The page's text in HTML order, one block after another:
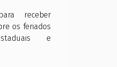
receber
os feriados
e